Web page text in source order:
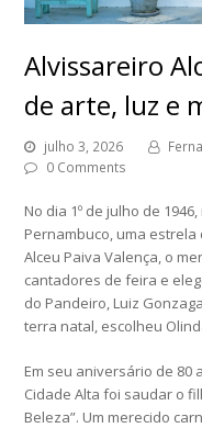
Alvissareiro
de arte, luz e
julho 3, 2026
0 Comments
No dia 1º de julho de
Pernambuco, uma
Alceu Paiva Valença, o
cantadores de feira e
do Pandeiro, Luiz
terra natal, escolheu
Em seu aniversário de 80
Cidade Alta foi saudar o
Beleza”. Um merecido